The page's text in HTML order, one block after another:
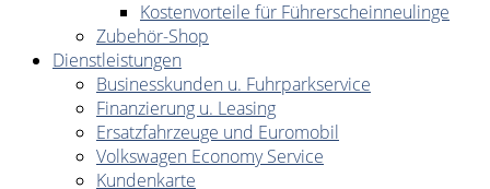
Kostenvorteile für Führerscheinneulinge
Zubehör-Shop
Dienstleistungen
Businesskunden u. Fuhrparkservice
Finanzierung u. Leasing
Ersatzfahrzeuge und Euromobil
Volkswagen Economy Service
Kundenkarte